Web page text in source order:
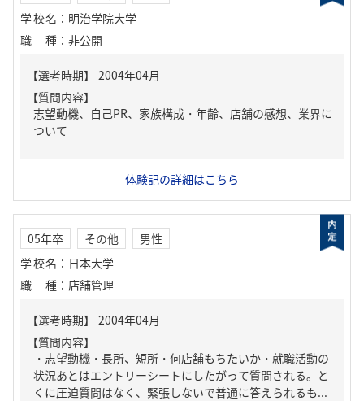
学校名 ： 明治学院大学
職種 ： 非公開
【質問内容】
志望動機、自己PR、家族構成・年齢、店舗の感想、業界に
ついて
体験記の詳細はこちら
05年卒 その他
男性
学校名 ： 日本大学
職種 ： 店舗管理
【質問内容】
・志望動機・長所、短所・何店舗もちたいか・就職活動の
状況あとはエントリーシートにしたがって質問される。と
くに圧迫質問はなく、緊張しないで普通に答えられるも...